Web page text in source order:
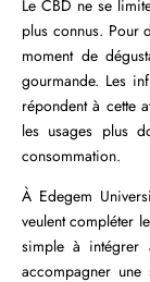
Le CBD ne se
plus connus. Pour
moment de
gourmande. Les
répondent à cette
les usages plus
consommation.
À Edegem
veulent compléter
simple à
accompagner une